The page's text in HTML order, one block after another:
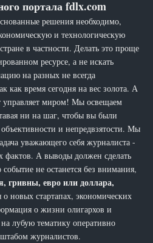
портала fdlx.com
решения необходимо,
и технологическую
в частности. Делать это проще
ресурсе, а не искать
на разных не всегда
как время сегодня на вес золота. А
управляет миром! Мы освещаем
ни на шаг, чтобы вы были
и непредвзятости. Мы
уважающего себя журналиста -
фактов. А выводы должен сделать
не останется без внимания,
гривны, евро или доллара,
о новых стартапах, экономических
о жизни олигархов и
на лубую тематику оперативно
журналистов.